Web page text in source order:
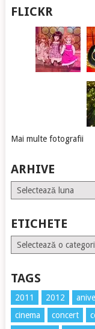
FLICKR
Mai multe fotografii
ARHIVE
Arhive
ETICHETE
Etichete
TAGS
2011 2012
cinema
concert